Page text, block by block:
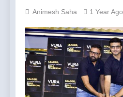
Animesh Saha 1 Year Ago